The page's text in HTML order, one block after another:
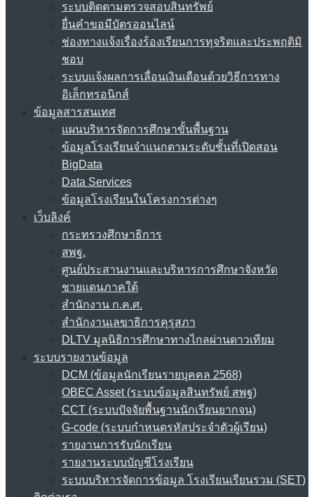
ระบบติดตามตรวจสอบสินทรัพย์
ยื่นคำขอมีบัตรออนไลน์
ช่องทางแจ้งเรื่องร้องเรียนการทุจริตและประพฤติมิ
ชอบ
ระบบแจ้งผลการเลื่อนเงินเดือนด้วยวิธีการทาง
อิเล็กทรอนิกส์
ข้อมูลสารสนเทศ
แผนบริหารจัดการศึกษาขั้นพื้นฐาน
ข้อมูลโรงเรียนจำแนกตามระดับชั้นที่เปิดสอน
BigData
Data Services
ข้อมูลโรงเรียนในโครงการต่างๆ
เว็บลิงค์
กระทรวงศึกษาธิการ
สพฐ.
ศูนย์ประสานงานและบริหารการศึกษาจังหวัด
ชายแดนภาคใต้
สำนักงาน ก.ค.ศ.
สำนักงานเลขาธิการคุรุสภา
DLTV มูลนิธิการศึกษาทางไกลผ่านดาวเทียม
ระบบรายงานข้อมูล
DCM (ข้อมูลนักเรียนรายบุคคล 2568)
OBEC Asset (ระบบข้อมูลสินทรัพย์ สพฐ)
CCT (ระบบปัจจัยพื้นฐานนักเรียนยากจน)
G-code (ระบบกำหนดรหัสประจำตัวผู้เรียน)
รายงานการรับนักเรียน
รายงานระบบบัญชีโรงเรียน
ระบบบริหารจัดการข้อมูล โรงเรียนเรียนรวม (SET)